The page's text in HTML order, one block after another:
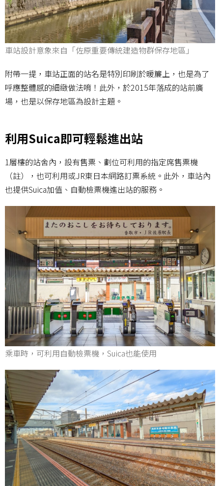
車站設計意象來自「佐原重要傳統建造物群保存地區」
附帶一提，車站正面的站名是特別印刷於暖簾上，也是為了
呼應整體感的細緻做法唷！此外，於2015年落成的站前廣
場，也是以保存地區為設計主題。
利用Suica即可輕鬆進出站
1層樓的站舍內，設有售票、劃位可利用的指定席售票機
（註），也可利用或JR東日本網路訂票系統。此外，車站內
也提供Suica加值、自動檢票機進出站的服務。
乘車時，可利用自動檢票機，Suica也能使用